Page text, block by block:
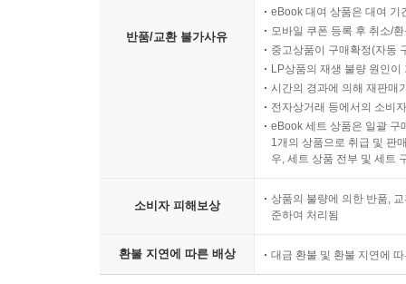
반품/교환 불가사유
eBook 대여 상품은 대여 기
모바일 쿠폰 등록 후 취소/
중고상품이 구매확정(자동
LP상품의 재생 불량 원인
시간의 경과에 의해 재판매
전자상거래 등에서의 소비
eBook 세트 상품은 일괄 구
1개의 상품으로 취급 및 판
우, 세트 상품 전부 및 세트
소비자 피해보상
상품의 불량에 의한 반품,
준하여 처리됨
환불 지연에 따른 배상 대금 환불 및 환불 지연에